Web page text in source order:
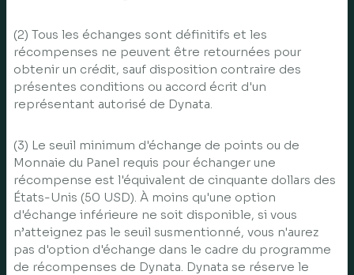
(2) Tous les échanges sont définitifs et les
récompenses ne peuvent être retournées pour
obtenir un crédit, sauf disposition contraire des
présentes conditions ou accord écrit d'un
représentant autorisé de Dynata.
(3) Le seuil minimum d'échange de points ou de
Monnaie du Panel requis pour échanger une
récompense est l'équivalent de cinquante dollars des
États-Unis (50 USD). À moins qu'une option
d'échange inférieure ne soit disponible, si vous
n’atteignez pas le seuil susmentionné, vous n'aurez
pas d'option d'échange dans le cadre du programme
de récompenses de Dynata. Dynata se réserve le